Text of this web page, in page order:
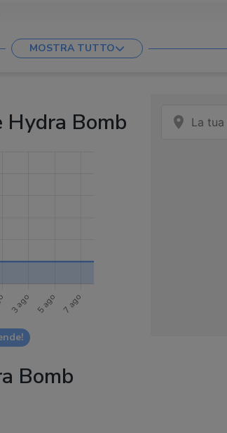
:1-2/settimana
di hamamelis, Estratto di melograno, Gomma di
MOSTRA TUTTO
Hydra Bomb
Bomb